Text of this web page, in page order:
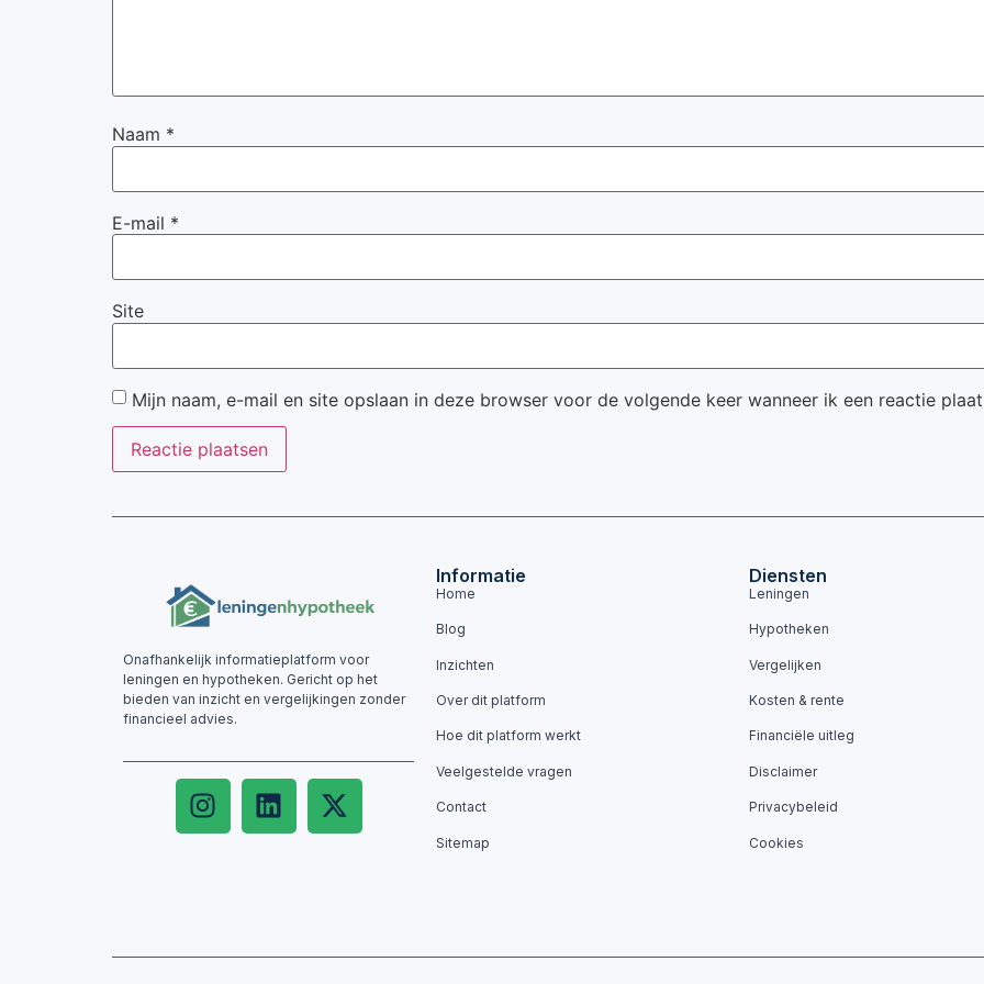
Naam *
E-mail *
Site
Mijn naam, e-mail en site opslaan in deze browser voor de volgende keer wanneer ik een reactie
Onafhankelijk informatieplatform voor
leningen en hypotheken. Gericht op het
bieden van inzicht en vergelijkingen zonder
financieel advies.
Informatie
Home
Blog
Inzichten
Over dit platform
Hoe dit platform werkt
Veelgestelde vragen
Contact
Sitemap
Diensten
Leningen
Hypotheken
Vergelijken
Kosten & rente
Financiële uitleg
Disclaimer
Privacybeleid
Cookies